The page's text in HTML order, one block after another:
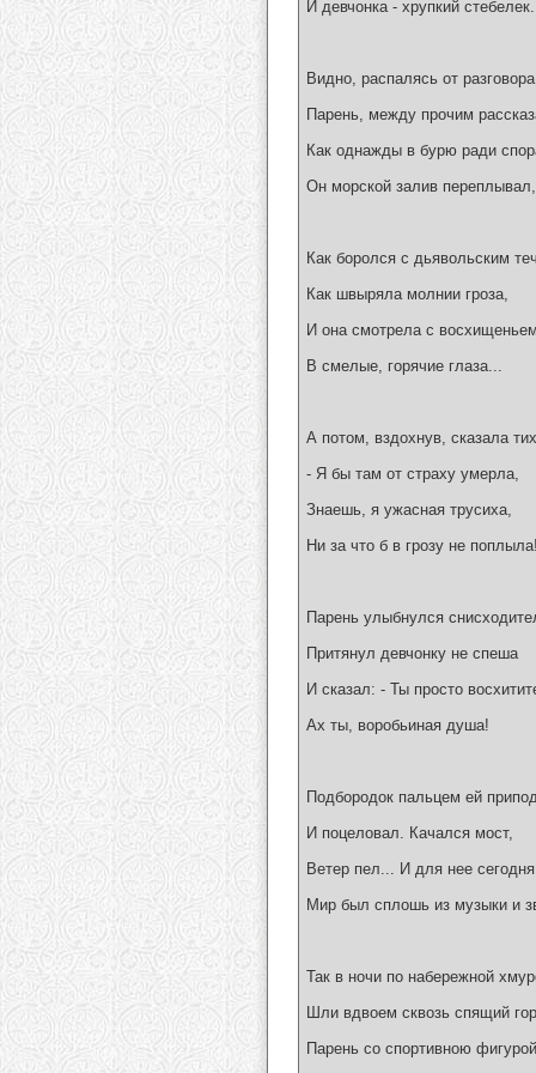
И девчонка - хрупкий стебелек.
Видно, распалясь от
Парень, между прочим
Как однажды в бурю ради
Он морской залив переплывал,
Как боролся с дьявольским
Как швыряла молнии гроза,
И она смотрела с восхищеньем
В смелые, горячие глаза...
А потом, вздохнув, сказала
- Я бы там от страху умерла,
Знаешь, я ужасная трусиха,
Ни за что б в грозу не поплыла!
Парень улыбнулся
Притянул девчонку не спеша
И сказал: - Ты просто
Ах ты, воробьиная душа!
Подбородок пальцем ей
И поцеловал. Качался мост,
Ветер пел... И для нее сегодня
Мир был сплошь из музыки и
Так в ночи по набережной
Шли вдвоем сквозь спящий
Парень со спортивною фигурой